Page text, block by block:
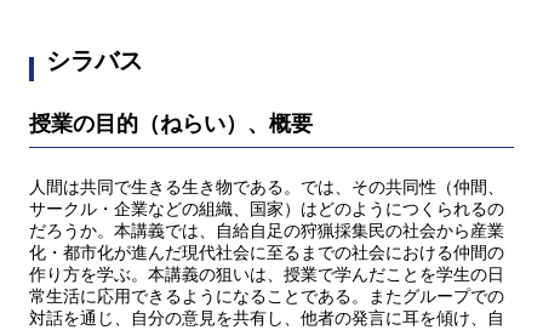
シラバス
授業の目的（ねらい）、概要
人間は共同で生きる生き物である。では、その共同性（仲間、
サークル・企業などの組織、国家）はどのようにつくられるの
だろうか。本講義では、自給自足の狩猟採集民の社会から産業
化・都市化が進んだ現代社会に至るまでの社会における仲間の
作り方を学ぶ。本講義の狙いは、授業で学んだことを学生の日
常生活に応用できるようになることである。またグループでの
対話を通じ、自分の意見を共有し、他者の発言に耳を傾け、自